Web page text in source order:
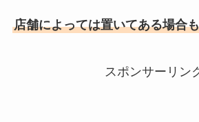
店舗によっては置いてある場合
スポンサーリン